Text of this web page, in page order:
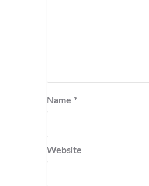
Name *
Website